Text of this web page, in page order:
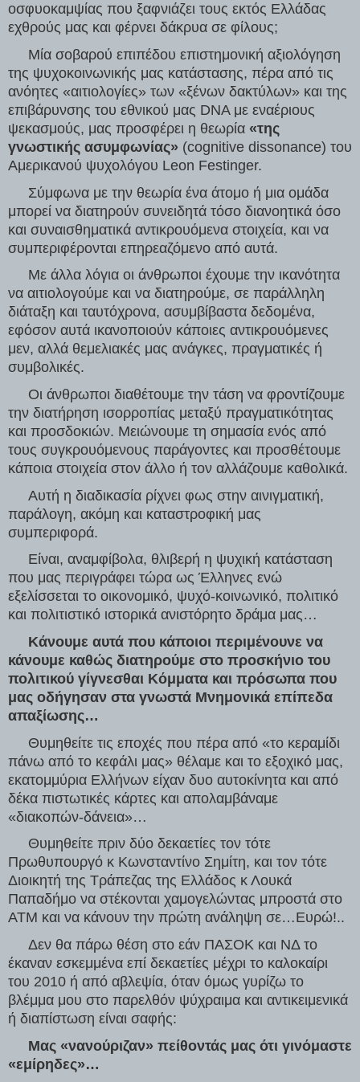
οσφυοκαμψίας που ξαφνιάζει τους εκτός Ελλάδας
εχθρούς μας και φέρνει δάκρυα σε φίλους;
Μία σοβαρού επιπέδου επιστημονική αξιολόγηση
της ψυχοκοινωνικής μας κατάστασης, πέρα από τις
ανόητες «αιτιολογίες» των «ξένων δακτύλων» και της
επιβάρυνσης του εθνικού μας DNA με εναέριους
ψεκασμούς, μας προσφέρει η θεωρία «της
γνωστικής ασυμφωνίας» (cognitive dissonance) του
Αμερικανού ψυχολόγου Leon Festinger.
Σύμφωνα με την θεωρία ένα άτομο ή μια ομάδα
μπορεί να διατηρούν συνειδητά τόσο διανοητικά όσο
και συναισθηματικά αντικρουόμενα στοιχεία, και να
συμπεριφέρονται επηρεαζόμενο από αυτά.
Με άλλα λόγια οι άνθρωποι έχουμε την ικανότητα
να αιτιολογούμε και να διατηρούμε, σε παράλληλη
διάταξη και ταυτόχρονα, ασυμβίβαστα δεδομένα,
εφόσον αυτά ικανοποιούν κάποιες αντικρουόμενες
μεν, αλλά θεμελιακές μας ανάγκες, πραγματικές ή
συμβολικές.
Οι άνθρωποι διαθέτουμε την τάση να φροντίζουμε
την διατήρηση ισορροπίας μεταξύ πραγματικότητας
και προσδοκιών. Μειώνουμε τη σημασία ενός από
τους συγκρουόμενους παράγοντες και προσθέτουμε
κάποια στοιχεία στον άλλο ή τον αλλάζουμε καθολικά.
Αυτή η διαδικασία ρίχνει φως στην αινιγματική,
παράλογη, ακόμη και καταστροφική μας
συμπεριφορά.
Είναι, αναμφίβολα, θλιβερή η ψυχική κατάσταση
που μας περιγράφει τώρα ως Έλληνες ενώ
εξελίσσεται το οικονομικό, ψυχό-κοινωνικό, πολιτικό
και πολιτιστικό ιστορικά ανιστόρητο δράμα μας…
Κάνουμε αυτά που κάποιοι περιμένουνε να
κάνουμε καθώς διατηρούμε στο προσκήνιο του
πολιτικού γίγνεσθαι Κόμματα και πρόσωπα που
μας οδήγησαν στα γνωστά Μνημονικά επίπεδα
απαξίωσης…
Θυμηθείτε τις εποχές που πέρα από «το κεραμίδι
πάνω από το κεφάλι μας» θέλαμε και το εξοχικό μας,
εκατομμύρια Ελλήνων είχαν δυο αυτοκίνητα και από
δέκα πιστωτικές κάρτες και απολαμβάναμε
«διακοπών-δάνεια»…
Θυμηθείτε πριν δύο δεκαετίες τον τότε
Πρωθυπουργό κ Κωνσταντίνο Σημίτη, και τον τότε
Διοικητή της Τράπεζας της Ελλάδος κ Λουκά
Παπαδήμο να στέκονται χαμογελώντας μπροστά στο
ΑΤΜ και να κάνουν την πρώτη ανάληψη σε…Ευρώ!..
Δεν θα πάρω θέση στο εάν ΠΑΣΟΚ και ΝΔ το
έκαναν εσκεμμένα επί δεκαετίες μέχρι το καλοκαίρι
του 2010 ή από αβλεψία, όταν όμως γυρίζω το
βλέμμα μου στο παρελθόν ψύχραιμα και αντικειμενικά
ή διαπίστωση είναι σαφής:
Μας «νανούριζαν» πείθοντάς μας ότι γινόμαστε
«εμίρηδες»…